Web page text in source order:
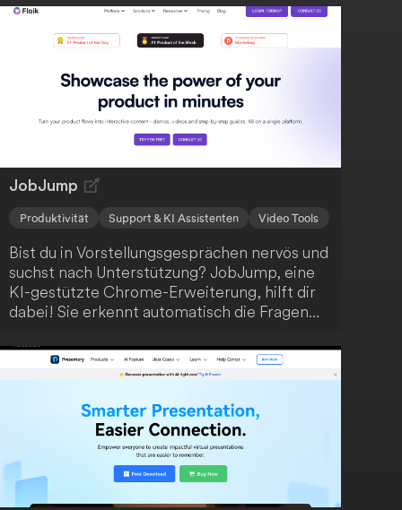
bearbeiten. Du kannst stärkere Hooks
anfordern, deine Schnitte prägnanter
gestalten und nahtlos mit Eddie iterieren.
Anschließend exportierst du die Ergebnisse
ganz einfach als MP4 oder arbeitest sie in
Adobe, DaVinci Resolve und FCP weiter aus.
JobJump
Produktivität Support & KI Assistenten Video Tools
Bist du in Vorstellungsgesprächen nervös und
suchst nach Unterstützung? JobJump, eine
KI-gestützte Chrome-Erweiterung, hilft dir
dabei! Sie erkennt automatisch die Fragen
Antwortvorschläge basierend auf deinem
Lebenslauf. Mit dieser innovativen Lösung
Land ziehen.